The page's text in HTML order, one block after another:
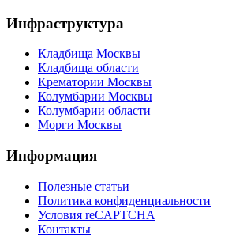
Инфраструктура
Кладбища Москвы
Кладбища области
Крематории Москвы
Колумбарии Москвы
Колумбарии области
Морги Москвы
Информация
Полезные статьи
Политика конфиденциальности
Условия reCAPTCHA
Контакты